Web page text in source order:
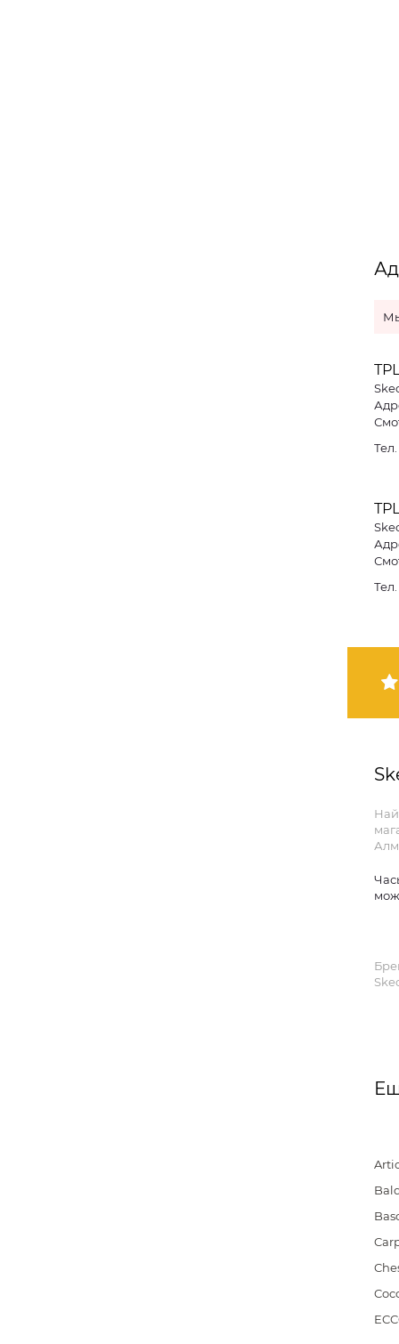
Тел.
Тел.